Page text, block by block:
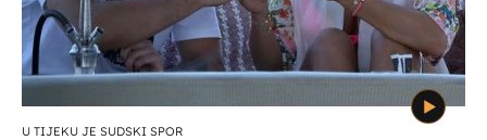
U TIJEKU JE SUDSKI SPOR